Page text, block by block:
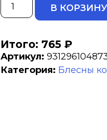
В КОРЗИНУ
Итого: 765 ₽
Артикул:
Категория: Блесны